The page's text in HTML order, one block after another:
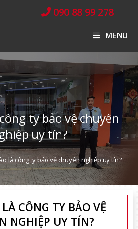
090 88 99 278
MENU
ty bảo vệ chuyên
uy tín?
là công ty bảo vệ chuyên nghiệp uy tín?
CÔNG TY BẢO VỆ
NGHIỆP UY TÍN?